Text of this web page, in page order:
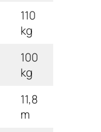
110
kg
100
kg
11,8
m